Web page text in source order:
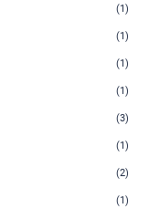
(1)
(1)
(1)
(1)
(3)
(1)
(2)
(1)